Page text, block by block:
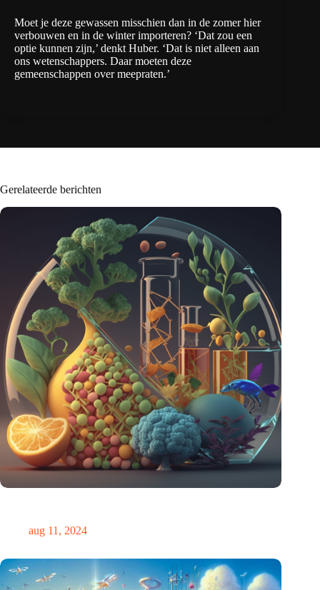
Moet je deze gewassen misschien dan in de zomer hier
verbouwen en in de winter importeren? ‘Dat zou een
optie kunnen zijn,’ denkt Huber. ‘Dat is niet alleen aan
ons wetenschappers. Daar moeten deze
gemeenschappen over meepraten.’
Gerelateerde berichten
aug 11, 2024